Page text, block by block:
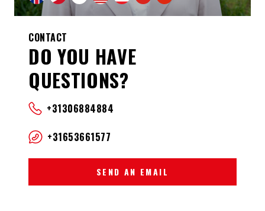
CONTACT
DO YOU HAVE
QUESTIONS?
+31306884884
+31653661577
SEND AN EMAIL